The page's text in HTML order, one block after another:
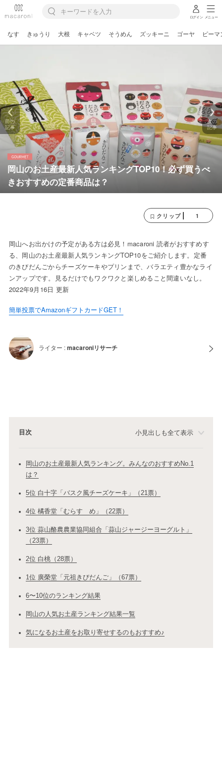
ログイン メニュー
なす きゅうり 大根 キャベツ そうめん ズッキーニ ゴーヤ ピーマ
岡山のお土産最新人気ランキングTOP10！必ず買うべ
きおすすめの定番商品は？
前の
記事
次の
記事
クリップ 1
岡山へお出かけの予定がある方は必見！macaroni 読者がおすすめす
る、岡山のお土産最新人気ランキングTOP10をご紹介します。定番
のきびだんごからチーズケーキやプリンまで、バラエティ豊かなライ
ンアップです。見るだけでもワクワクと楽しめること間違いなし。
2022年9月16日 更新
簡単投票でAmazonギフトカードGET！
ライター :macaroniリサーチ
目次 小見出しも全て表示
岡山のお土産最新人気ランキング。みんなのおすすめNo.1
は？
5位 白十字「バスク風チーズケーキ」（21票）
4位 橘香堂「むらすゞめ」（22票）
3位 蒜山酪農農業協同組合「蒜山ジャージーヨーグルト」
（23票）
2位 白桃（28票）
1位 廣榮堂「元祖きびだんご」（67票）
6〜10位のランキング結果
岡山の人気お土産ランキング結果一覧
気になるお土産をお取り寄せするのもおすすめ♪